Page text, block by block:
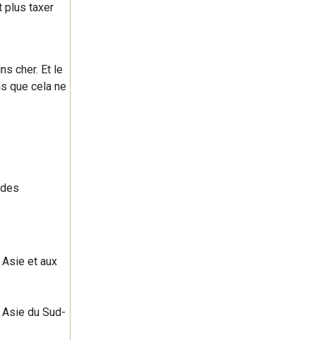
plus taxer
cher. Et le
que cela ne
et aux
du Sud-